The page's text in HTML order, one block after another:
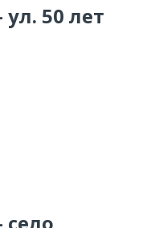
50 лет